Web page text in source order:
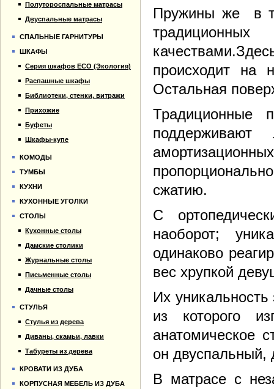
Пружины же в
происходит на
Остальная
Традиционные
сжатию.
С
наоборот;
одинаково
вес хрупкой
Их
из которого
анатомическое
он двуспальный,
В матрасе с
Полутороспальные матрасы
Двуспальные матрасы
СПАЛЬНЫЕ ГАРНИТУРЫ
ШКАФЫ
Серия шкафов ECO (Экология)
Распашные шкафы
Библиотеки, стенки, витражи
Прихожие
Буфеты
Шкафы-купе
КОМОДЫ
ТУМБЫ
КУХНИ
КУХОННЫЕ УГОЛКИ
СТОЛЫ
Кухонные столы
Дамские столики
Журнальные столы
Письменные столы
Дачные столы
СТУЛЬЯ
Стулья из дерева
Диваны, скамьи, лавки
Табуреты из дерева
КРОВАТИ ИЗ ДУБА
КОРПУСНАЯ МЕБЕЛЬ ИЗ ДУБА